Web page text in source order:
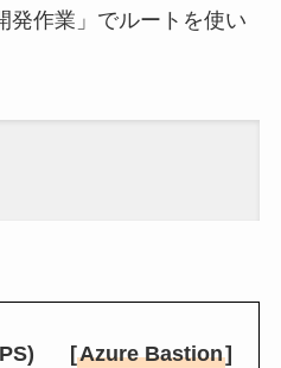
発作業」でルートを使い
[Azure Bastion]